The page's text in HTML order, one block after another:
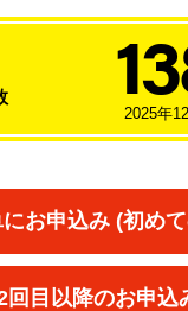
2025年
お申込み (初め
回目以降のお申込